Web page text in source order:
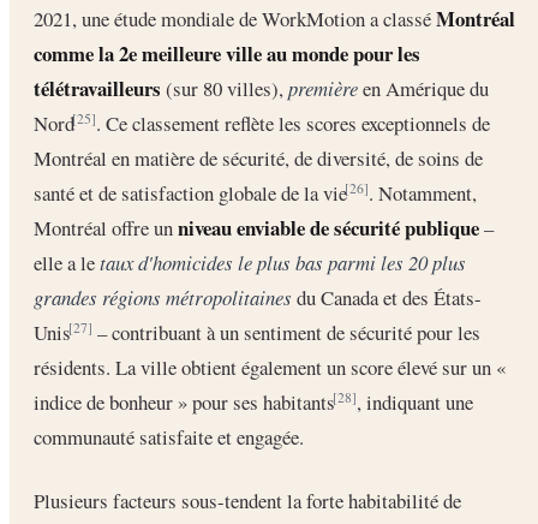
2021, une étude mondiale de WorkMotion a classéMontréal
comme la 2e meilleure ville au monde pour les
télétravailleurs (sur 80 villes),premièreen Amérique du
Nord[25]. Ce classement reflète les scores exceptionnels de
Montréal en matière de sécurité, de diversité, de soins de
santé et de satisfaction globale de la vie[26]. Notamment,
Montréal offre unniveau enviable de sécurité publique–
elle a letaux d'homicides le plus bas parmi les 20 plus
grandes régions métropolitaines du Canada et des États-
Unis[27] – contribuant à un sentiment de sécurité pour les
résidents. La ville obtient également un score élevé sur un «
indice de bonheur » pour ses habitants[28], indiquant une
communauté satisfaite et engagée.
Plusieurs facteurs sous-tendent la forte habitabilité de